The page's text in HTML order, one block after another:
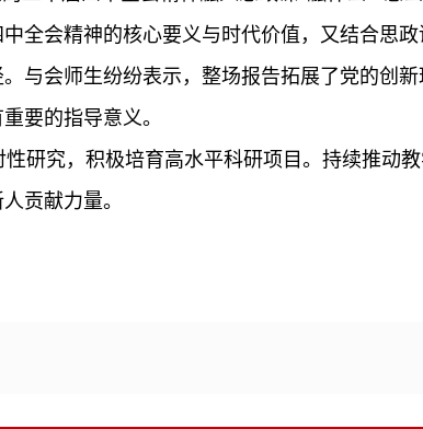
全会精神的核心要义与时代价值，又结合思
与会师生纷纷表示，整场报告拓展了党的创
要的指导意义。
研究， 积极培育高水平科研项目 。 持续推动
贡献力量。